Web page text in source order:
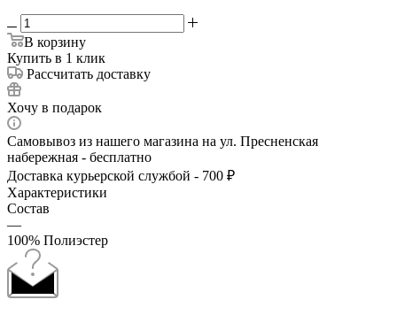
В корзину
Купить в 1 клик
Рассчитать доставку
Хочу в подарок
Самовывоз из нашего магазина на ул. Пресненская
набережная - бесплатно
Доставка курьерской службой - 700 ₽
Характеристики
Состав
—
100% Полиэстер